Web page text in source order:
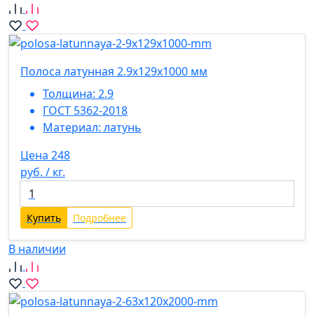
Полоса латунная 2.9х129х1000 мм
Толщина: 2.9
ГОСТ 5362-2018
Материал: латунь
Цена 248
руб. / кг.
Купить Подробнее
В наличии